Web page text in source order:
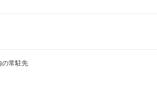
の常駐先